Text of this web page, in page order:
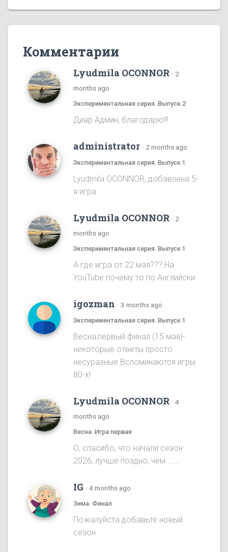
Комментарии
Lyudmila OCONNOR · 2
months ago
Экспериментальная серия. Выпуск 2
Диар Админ, благодарю!!!
administrator · 2 months ago
Экспериментальная серия. Выпуск 1
Lyudmila OCONNOR, добавлена 5-
я игра.
Lyudmila OCONNOR · 2
months ago
Экспериментальная серия. Выпуск 1
А где игра от 22 мая??? На
YouTube почему то по Английски.
igozman · 3 months ago
Экспериментальная серия. Выпуск 1
Весна,первый финал (15 мая)-
некоторые ответы просто
несуразные.Вспоминаются игры
80-х!
Lyudmila OCONNOR · 4
months ago
Весна. Игра первая
О, спасибо, что начали сезон
2026, лучше поздно, чем.......
IG · 4 months ago
Зима. Финал
Пожалуйста добавьте новый
сезон